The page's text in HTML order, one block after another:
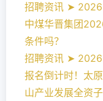
招聘资讯 ➤
中煤华晋集团
条件吗？
招聘资讯 ➤
报名倒计时！太
山产业发展全资